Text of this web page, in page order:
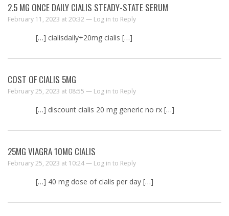
2.5 MG ONCE DAILY CIALIS STEADY-STATE SERUM
February 11, 2023 at 20:32 — Log in to Reply
[…] cialisdaily+20mg cialis […]
COST OF CIALIS 5MG
February 25, 2023 at 08:55 — Log in to Reply
[…] discount cialis 20 mg generic no rx […]
25MG VIAGRA 10MG CIALIS
February 25, 2023 at 10:24 — Log in to Reply
[…] 40 mg dose of cialis per day […]